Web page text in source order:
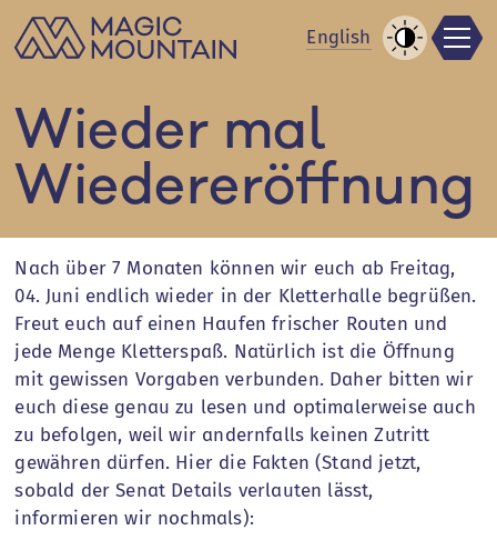
Zum
Inhalt
English
Wieder mal
Wiedereröffnung
Nach über 7 Monaten können wir euch ab Freitag,
04. Juni endlich wieder in der Kletterhalle begrüßen.
Freut euch auf einen Haufen frischer Routen und
jede Menge Kletterspaß. Natürlich ist die Öffnung
mit gewissen Vorgaben verbunden. Daher bitten wir
euch diese genau zu lesen und optimalerweise auch
zu befolgen, weil wir andernfalls keinen Zutritt
gewähren dürfen. Hier die Fakten (Stand jetzt,
sobald der Senat Details verlauten lässt,
informieren wir nochmals):